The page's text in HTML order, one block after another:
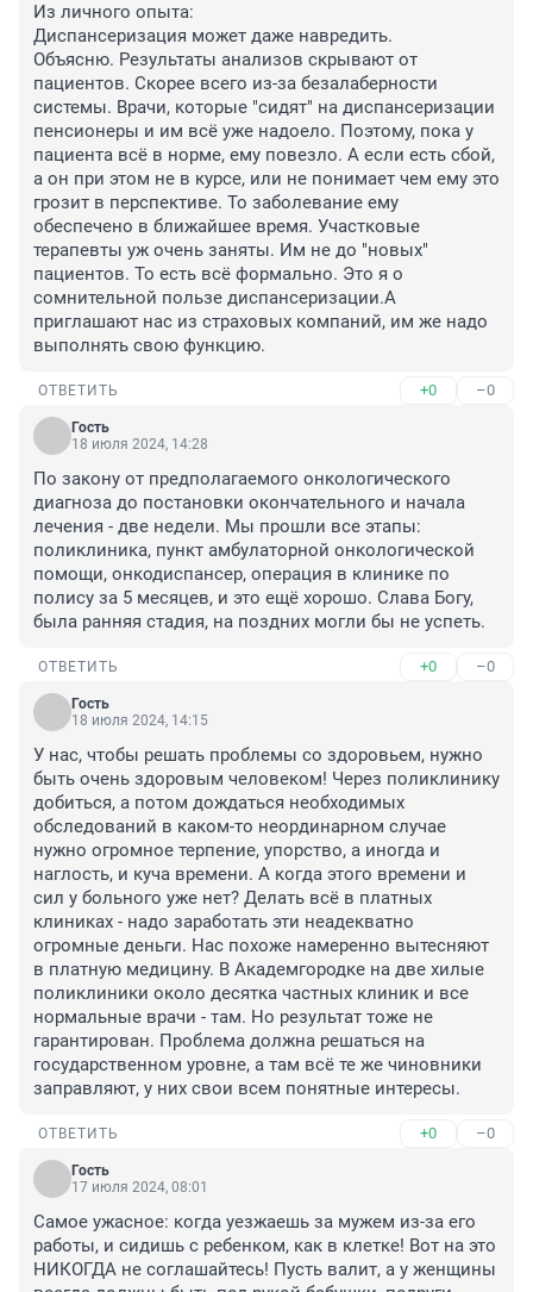
Из личного опыта:
Диспансеризация может даже навредить.
Объясню. Результаты анализов скрывают от
пациентов. Скорее всего из-за безалаберности
системы. Врачи, которые "сидят" на диспансеризации
пенсионеры и им всё уже надоело. Поэтому, пока у
пациента всё в норме, ему повезло. А если есть сбой,
а он при этом не в курсе, или не понимает чем ему это
грозит в перспективе. То заболевание ему
обеспечено в ближайшее время. Участковые
терапевты уж очень заняты. Им не до "новых"
пациентов. То есть всё формально. Это я о
сомнительной пользе диспансеризации.А
приглашают нас из страховых компаний, им же надо
выполнять свою функцию.
ОТВЕТИТЬ +0 –0
Гость
18 июля 2024, 14:28
По закону от предполагаемого онкологического
диагноза до постановки окончательного и начала
лечения - две недели. Мы прошли все этапы:
поликлиника, пункт амбулаторной онкологической
помощи, онкодиспансер, операция в клинике по
полису за 5 месяцев, и это ещё хорошо. Слава Богу,
была ранняя стадия, на поздних могли бы не успеть.
ОТВЕТИТЬ +0 –0
Гость
18 июля 2024, 14:15
У нас, чтобы решать проблемы со здоровьем, нужно
быть очень здоровым человеком! Через поликлинику
добиться, а потом дождаться необходимых
обследований в каком-то неординарном случае
нужно огромное терпение, упорство, а иногда и
наглость, и куча времени. А когда этого времени и
сил у больного уже нет? Делать всё в платных
клиниках - надо заработать эти неадекватно
огромные деньги. Нас похоже намеренно вытесняют
в платную медицину. В Академгородке на две хилые
поликлиники около десятка частных клиник и все
нормальные врачи - там. Но результат тоже не
гарантирован. Проблема должна решаться на
государственном уровне, а там всё те же чиновники
заправляют, у них свои всем понятные интересы.
ОТВЕТИТЬ +0 –0
Гость
17 июля 2024, 08:01
Самое ужасное: когда уезжаешь за мужем из-за его
работы, и сидишь с ребенком, как в клетке! Вот на это
НИКОГДА не соглашайтесь! Пусть валит, а у женщины